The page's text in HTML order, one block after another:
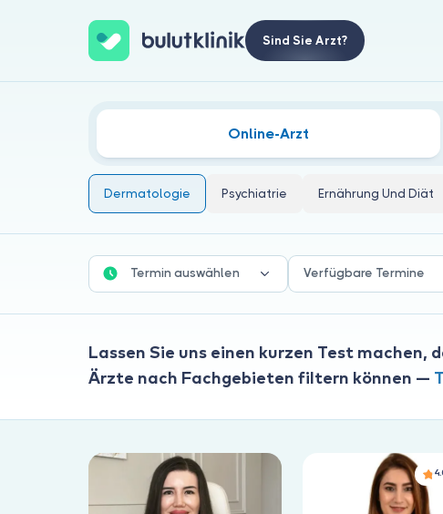
Sind Sie Arzt?
Dermatologie Ärzte
Online-Arzt
Dermatologie Psychiatrie Ernährung Und Diät
Termin auswählen Verfügbare Termine
Lassen Sie uns einen kurzen Test
Ärzte nach Fachgebieten filtern können —